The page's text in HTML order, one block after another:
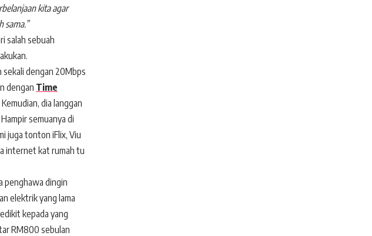
kita agar
sama.”
salah sebuah
sekali dengan 20Mbps
dengan Time
dia langgan
semuanya di
juga tonton iFlix, Viu
internet kat rumah tu
penghawa dingin
elektrik yang lama
kepada yang
RM800 sebulan